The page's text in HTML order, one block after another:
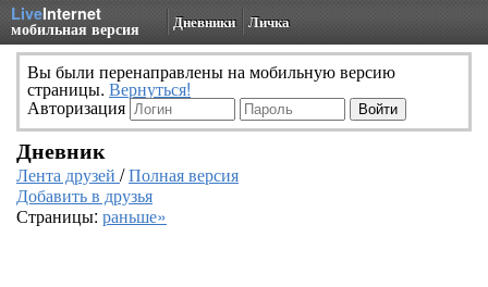
LiveInternet
мобильная версия Дневники Личка
Вы были перенаправлены на мобильную версию
страницы. Вернуться!
Авторизация
Дневник
Лента друзей /Полная версия
Добавить в друзья
Страницы: раньше»